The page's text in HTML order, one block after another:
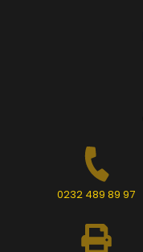
0232 489 89 97